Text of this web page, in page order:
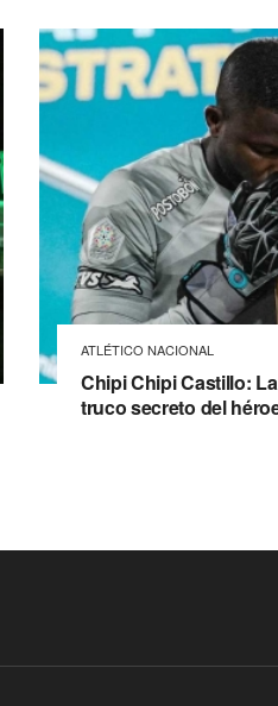
ATLÉTICO NACIONAL
Chipi Chipi Castillo:
truco secreto del